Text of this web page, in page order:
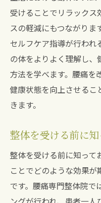
受けることでリラックス
スの軽減にもつながりま
セルフケア指導が行われ
の体をよりよく理解し
方法を学べます。腰痛を
健康状態を向上させるこ
きます。
整体を受ける前に
整体を受ける前に知って
ことでどのような効果
です。腰痛専門整体院で